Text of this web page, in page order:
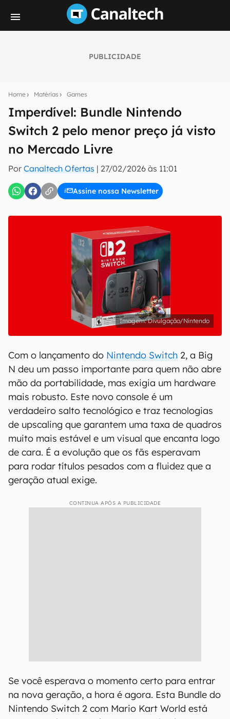
PUBLICIDADE
Home Matérias Games
Imperdível: Bundle Nintendo
Switch 2 pelo menor preço já visto
no Mercado Livre
Por Canaltech Ofertas | 27/02/2026 às 11:01
Assine nossa Newsletter
notícias e reviews sobre tecnologia em primeira
E-mail
inscreva-se
Uso e Política de Privacidade do Canaltech.
Divulgação/Nintendo
Com o lançamento do Nintendo Switch 2, a Big
N deu um passo importante para quem não abre
mão da portabilidade, mas exigia um hardware
mais robusto. Este novo console é um
verdadeiro salto tecnológico e traz tecnologias
de upscaling que garantem uma taxa de quadros
muito mais estável e um visual que encanta logo
de cara. É a evolução que os fãs esperavam
para rodar títulos pesados com a fluidez que a
geração atual exige.
CONTINUA APÓS A PUBLICIDADE
Se você esperava o momento certo para entrar
na nova geração, a hora é agora. Esta Bundle do
Nintendo Switch 2 com Mario Kart World está